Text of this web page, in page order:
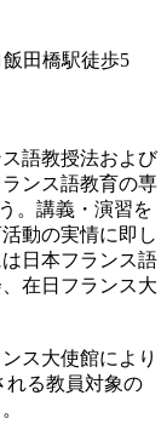
田橋駅徒歩5
語教授法および
ンス語教育の専
。講義・演習を
動の実情に即し
日本フランス語
在日フランス大
ス大使館により
れる教員対象の